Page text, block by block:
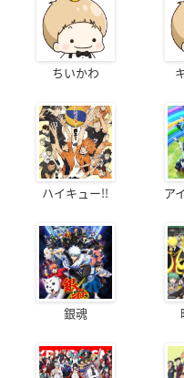
ちいかわ
ハイキュー!! ア
銀魂